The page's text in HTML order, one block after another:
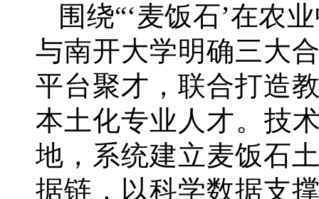
围绕“‘麦饭石’在农
与南开大学明确三大
平台聚才，联合打造
本土化专业人才。技
地，系统建立麦饭石
据链，以科学数据支